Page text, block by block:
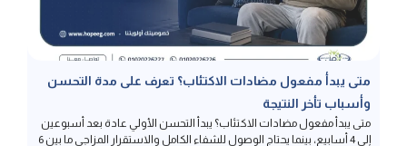
متى يبدأ مفعول مضادات الاكتئاب؟ تعرف على مدة التحسن
وأسباب تأخر النتيجة
إلى 8 أسابيع من الانتظام اليومي، وتختلف سرعة الاستجابة من شخص لآخر
بناء على العوامل الجينية، ونوع الدواء، وشدة الحالة، لذا لا يجب مقارنة تجارب
المرضى ببعضهم، ويحذر تمامًا من إيقاف […]